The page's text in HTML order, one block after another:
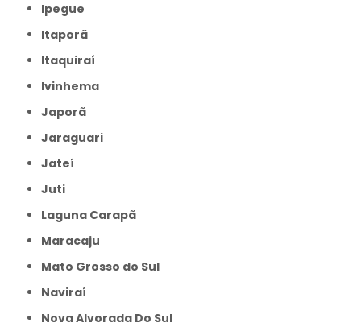
Ipegue
Itaporã
Itaquiraí
Ivinhema
Japorã
Jaraguari
Jateí
Juti
Laguna Carapã
Maracaju
Mato Grosso do Sul
Naviraí
Nova Alvorada Do Sul